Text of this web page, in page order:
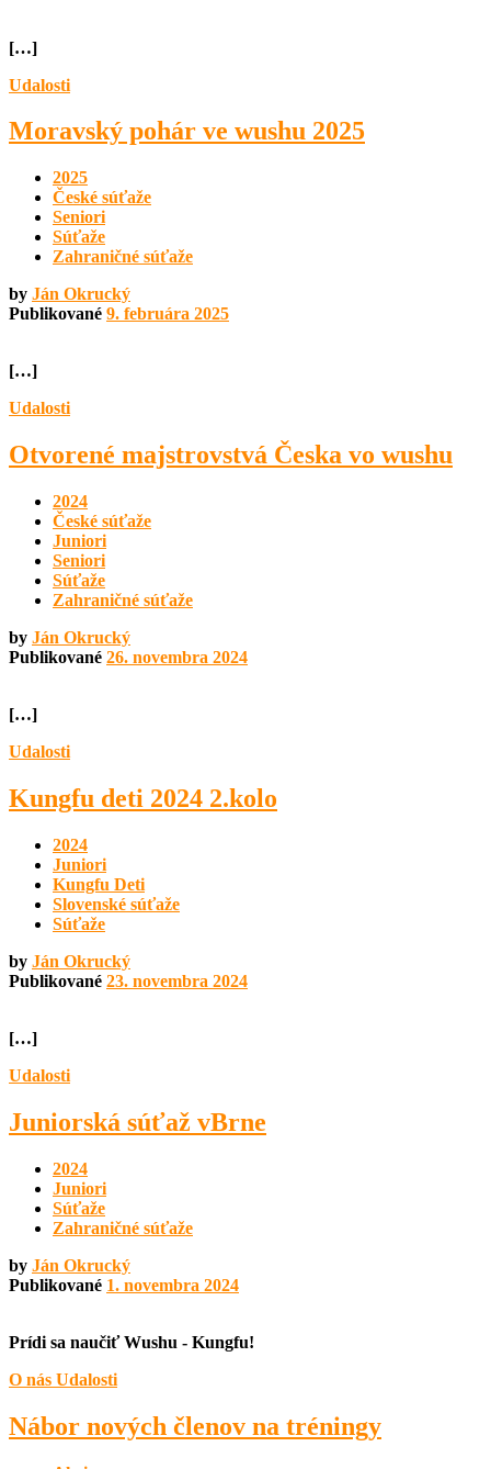
[…]
Udalosti
Moravský pohár ve wushu 2025
2025
České súťaže
Seniori
Súťaže
Zahraničné súťaže
by Ján Okrucký
Publikované 9. februára 2025
[…]
Udalosti
Otvorené majstrovstvá Česka vo wushu
2024
České súťaže
Juniori
Seniori
Súťaže
Zahraničné súťaže
by Ján Okrucký
Publikované 26. novembra 2024
[…]
Udalosti
Kungfu deti 2024 2.kolo
2024
Juniori
Kungfu Deti
Slovenské súťaže
Súťaže
by Ján Okrucký
Publikované 23. novembra 2024
[…]
Udalosti
Juniorská súťaž vBrne
2024
Juniori
Súťaže
Zahraničné súťaže
by Ján Okrucký
Publikované 1. novembra 2024
Prídi sa naučiť Wushu - Kungfu!
O nás Udalosti
Nábor nových členov na tréningy